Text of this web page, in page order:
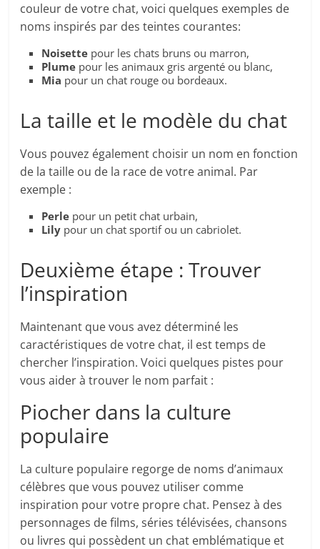
couleur de votre chat, voici quelques exemples de
noms inspirés par des teintes courantes:
Noisette pour les chats bruns ou marron,
Plume pour les animaux gris argenté ou blanc,
Mia pour un chat rouge ou bordeaux.
La taille et le modèle du chat
Vous pouvez également choisir un nom en fonction
de la taille ou de la race de votre animal. Par
exemple :
Perle pour un petit chat urbain,
Lily pour un chat sportif ou un cabriolet.
Deuxième étape : Trouver
l’inspiration
Maintenant que vous avez déterminé les
caractéristiques de votre chat, il est temps de
chercher l’inspiration. Voici quelques pistes pour
vous aider à trouver le nom parfait :
Piocher dans la culture
populaire
La culture populaire regorge de noms d’animaux
célèbres que vous pouvez utiliser comme
inspiration pour votre propre chat. Pensez à des
personnages de films, séries télévisées, chansons
ou livres qui possèdent un chat emblématique et